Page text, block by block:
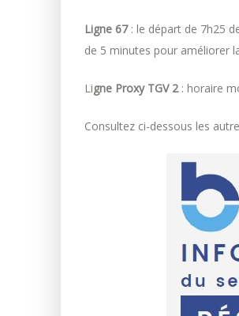
Ligne 67: le départ de 7h25
de 5 minutes pour améliorer
Ligne Proxy TGV 2: horaire
Consultez ci-dessous les